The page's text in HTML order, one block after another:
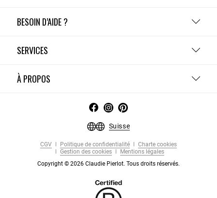
BESOIN D’AIDE ?
SERVICES
À PROPOS
Suisse
CGV Politique de confidentialité
Charte cookies
Gestion des cookies
Mentions légales
Copyright © 2026 Claudie Pierlot. Tous droits réservés.